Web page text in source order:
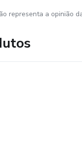
representa a opinião